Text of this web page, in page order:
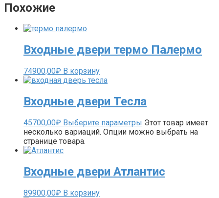
Похожие
Входные двери термо Палермо
74900,00₽ В корзину
Входные двери Тесла
45700,00₽ Выберите параметры Этот товар имеет
несколько вариаций. Опции можно выбрать на
странице товара.
Входные двери Атлантис
89900,00₽ В корзину